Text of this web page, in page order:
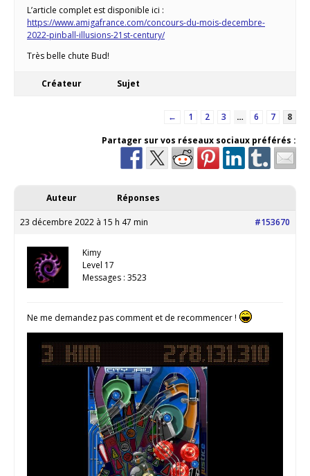
L’article complet est disponible ici :
https://www.amigafrance.com/concours-du-mois-decembre-
2022-pinball-illusions-21st-century/
Très belle chute Bud!
Créateur Sujet
← 1 2 3 … 6 7
8
Partager sur vos réseaux sociaux préférés :
Auteur Réponses
23 décembre 2022 à 15 h 47 min #153670
Kimy
Level 17
Messages : 3523
Ne me demandez pas comment et de recommencer !